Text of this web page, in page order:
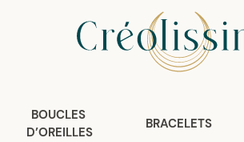
BOUCLES
D’OREILLES
BRACELETS